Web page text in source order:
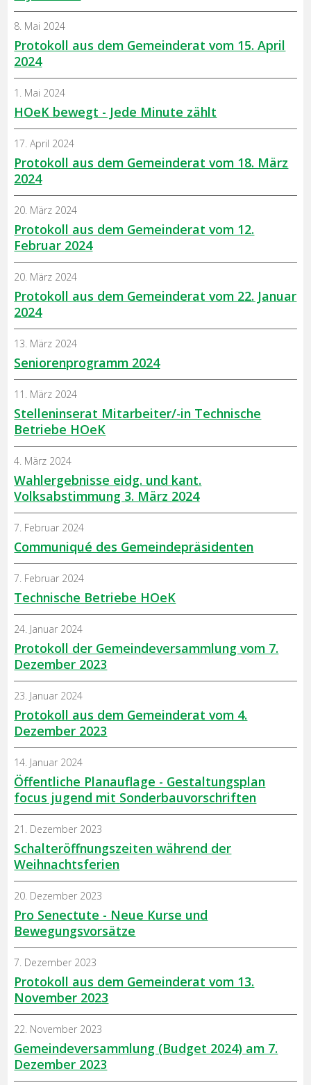
Protokoll aus dem Gemeinderat vom 15. April
2024
8. Mai 2024
HOeK bewegt - Jede Minute zählt
1. Mai 2024
Protokoll aus dem Gemeinderat vom 18. März
2024
17. April 2024
Protokoll aus dem Gemeinderat vom 12.
Februar 2024
20. März 2024
Protokoll aus dem Gemeinderat vom 22. Januar
2024
20. März 2024
Seniorenprogramm 2024
13. März 2024
Stelleninserat Mitarbeiter/-in Technische
Betriebe HOeK
11. März 2024
Wahlergebnisse eidg. und kant.
Volksabstimmung 3. März 2024
4. März 2024
Communiqué des Gemeindepräsidenten
7. Februar 2024
Technische Betriebe HOeK
7. Februar 2024
Protokoll der Gemeindeversammlung vom 7.
Dezember 2023
24. Januar 2024
Protokoll aus dem Gemeinderat vom 4.
Dezember 2023
23. Januar 2024
Öffentliche Planauflage - Gestaltungsplan
focus jugend mit Sonderbauvorschriften
14. Januar 2024
Schalteröffnungszeiten während der
Weihnachtsferien
21. Dezember 2023
Pro Senectute - Neue Kurse und
Bewegungsvorsätze
20. Dezember 2023
Protokoll aus dem Gemeinderat vom 13.
November 2023
7. Dezember 2023
Gemeindeversammlung (Budget 2024) am 7.
Dezember 2023
22. November 2023